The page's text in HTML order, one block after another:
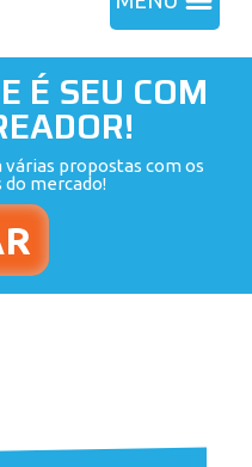
É SEU COM
várias propostas com os
mercado!